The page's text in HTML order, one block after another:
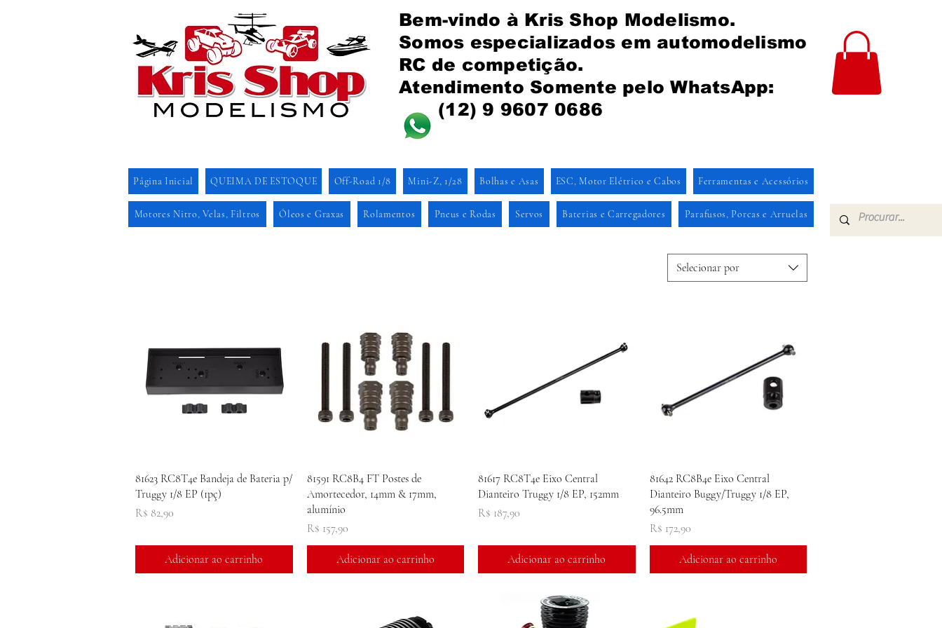
Bem-vindo à Kris Shop Modelismo.
Somos especializados em automodelismo
RC de competição.
Atendimento Somente pelo WhatsApp:
(12) 9 9607 0686
Página Inicial QUEIMA DE ESTOQUE Off-Road 1/8 Mini-Z, 1/28 Bolhas e Asas ESC, Motor Elétrico e Cabos Ferramentas e Acessórios
Motores Nitro, Velas, Filtros Óleos e Graxas Rolamentos Pneus e Rodas Servos Baterias e Carregadores Parafusos, Porcas e Arruelas
Selecionar por
Visualização rápida
81623 RC8T4e Bandeja de Bateria p/
Truggy 1/8 EP (1pç)
Preço
R$ 82,90
Adicionar ao carrinho
Visualização rápida
81591 RC8B4 FT Postes de
Amortecedor, 14mm & 17mm,
alumínio
Preço
R$ 157,90
Adicionar ao carrinho
Visualização rápida
81617 RC8T4e Eixo Central
Dianteiro Truggy 1/8 EP, 152mm
Preço
R$ 187,90
Adicionar ao carrinho
Visualização rápida
81642 RC8B4e Eixo Central
Dianteiro Buggy/Truggy 1/8 EP,
96.5mm
Preço
R$ 172,90
Adicionar ao carrinho